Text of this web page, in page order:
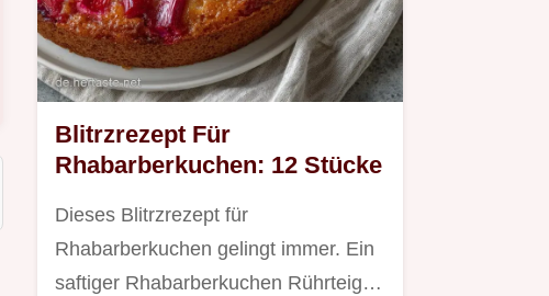
Blitrzrezept Für
Rhabarberkuchen: 12 Stücke
Dieses Blitrzrezept für
Rhabarberkuchen gelingt immer. Ein
saftiger Rhabarberkuchen Rührteig